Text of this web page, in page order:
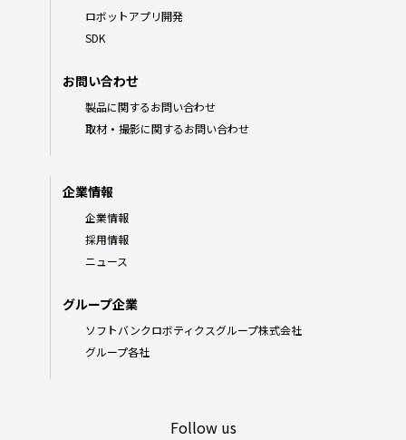
ロボットアプリ開発
SDK
お問い合わせ
製品に関するお問い合わせ
取材・撮影に関するお問い合わせ
企業情報
企業情報
採用情報
ニュース
グループ企業
ソフトバンクロボティクスグループ株式会社
グループ各社
Follow us